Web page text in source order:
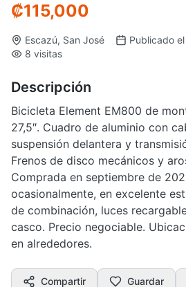
₡115,000
Escazú, San José
Publicado
8 visitas
Descripción
Bicicleta Element EM800 de
27,5″. Cuadro de aluminio con
suspensión delantera y
Frenos de disco mecánicos y
Comprada en septiembre de
ocasionalmente, en excelente
de combinación, luces
casco. Precio negociable.
en alrededores.
Compartir Guardar